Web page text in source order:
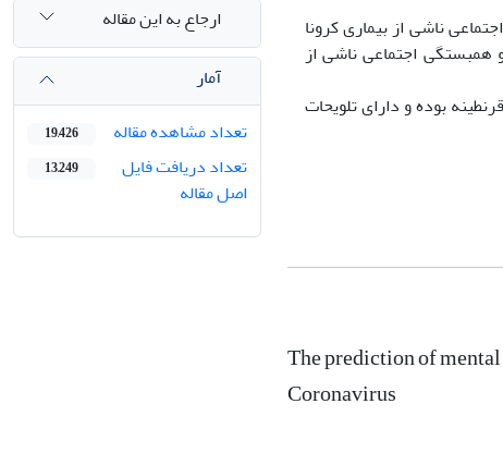
ناشی از بیماری کرونا
اجتماعی ناشی از
بوده و دارای تلویحات
The prediction of
Coronavirus
ارجاع به این مقاله
آمار
تعداد مشاهده مقاله
19,426
تعداد دریافت فایل
اصل مقاله
13,249